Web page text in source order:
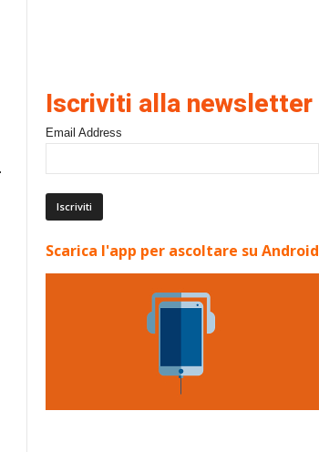
Iscriviti alla newsletter
Email Address
Scarica l'app per ascoltare su Android